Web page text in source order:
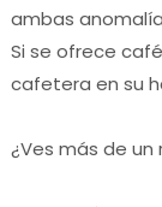
ambas
Si se ofrece
cafetera en su
¿Ves más de